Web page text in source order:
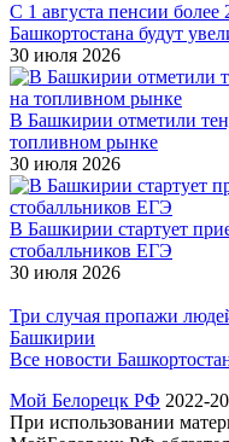
С 1 августа пенсии
Башкортостана будут
30 июля 2026
В Башкирии отметили
топливном рынке
30 июля 2026
В Башкирии стартует
стобалльников ЕГЭ
30 июля 2026
Три случая пропажи
Башкирии
Все новости
Мой Белорецк РФ 2022-
При использовании